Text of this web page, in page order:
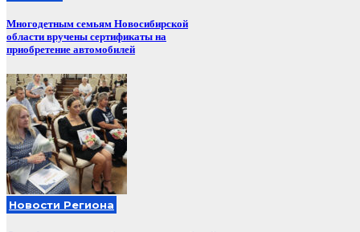
Многодетным семьям Новосибирской
области вручены сертификаты на
приобретение автомобилей
Новости Региона